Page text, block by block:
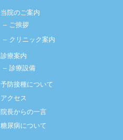
当院のご案内
ご挨拶
クリニック案内
診療案内
診療設備
予防接種について
アクセス
院長からの一言
糖尿病について